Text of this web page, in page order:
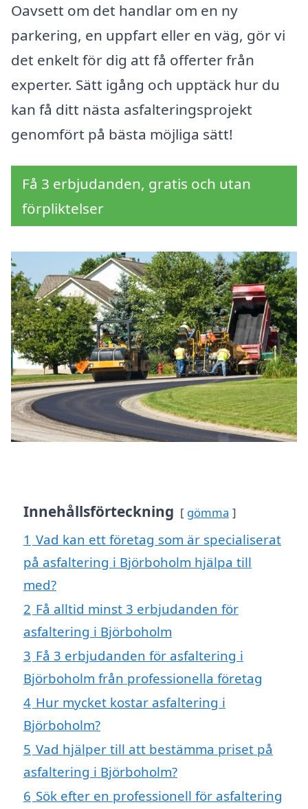
Oavsett om det handlar om en ny
parkering, en uppfart eller en väg, gör vi
det enkelt för dig att få offerter från
experter. Sätt igång och upptäck hur du
kan få ditt nästa asfalteringsprojekt
genomfört på bästa möjliga sätt!
Få 3 erbjudanden, gratis och utan
förpliktelser
Innehållsförteckning gömma
1 Vad kan ett företag som är specialiserat
på asfaltering i Björboholm hjälpa till
med?
2 Få alltid minst 3 erbjudanden för
asfaltering i Björboholm
3 Få 3 erbjudanden för asfaltering i
Björboholm från professionella företag
4 Hur mycket kostar asfaltering i
Björboholm?
5 Vad hjälper till att bestämma priset på
asfaltering i Björboholm?
6 Sök efter en professionell för asfaltering